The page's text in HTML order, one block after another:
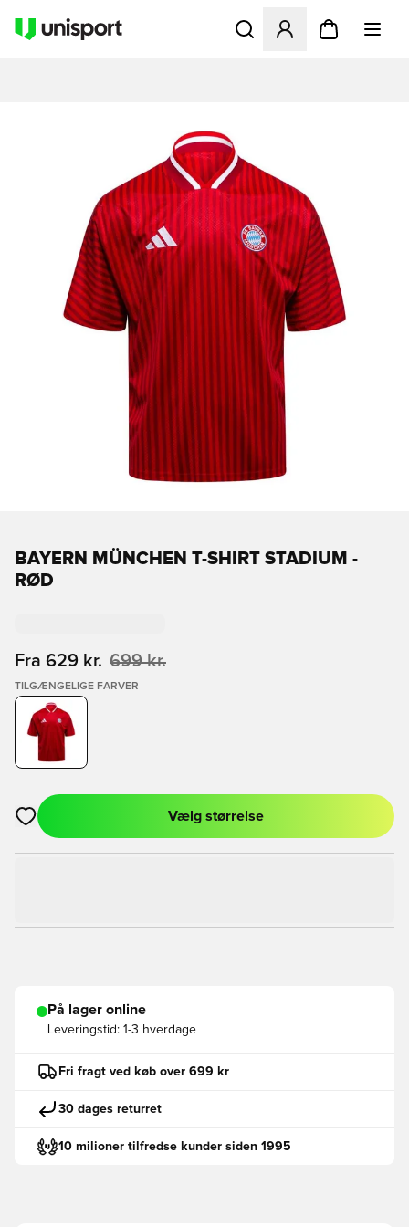
Åbner en Modal til at
BAYERN MÜNCHEN T-SHIRT STADIUM -
RØD
Fra 629 kr. 699 kr.
TILGÆNGELIGE FARVER
Åbner en Modal til at logge ind eller tilmelde dig som medlem
Vælg størrelse
På lager online
Leveringstid: 1-3 hverdage
Fri fragt ved køb over 699 kr
30 dages returret
10 milioner tilfredse kunder siden 1995